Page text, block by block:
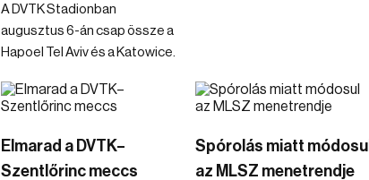
A DVTK Stadionban
augusztus 6-án csap össze a
Hapoel Tel Aviv és a Katowice.
Elmarad a DVTK–
Szentlőrinc meccs
Spórolás miatt módosul
az MLSZ menetrendje